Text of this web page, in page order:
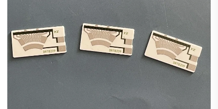
수 있습니다.
10. 특수 센서: 일부 두꺼운 필름 조성물은 스트레인 게
이지, 압력 센서 및 기타 트랜스듀서 응용 분야에서 사
용됩니다.
다음과 같은 여러 가지 명확한 장점을 제공합니다: